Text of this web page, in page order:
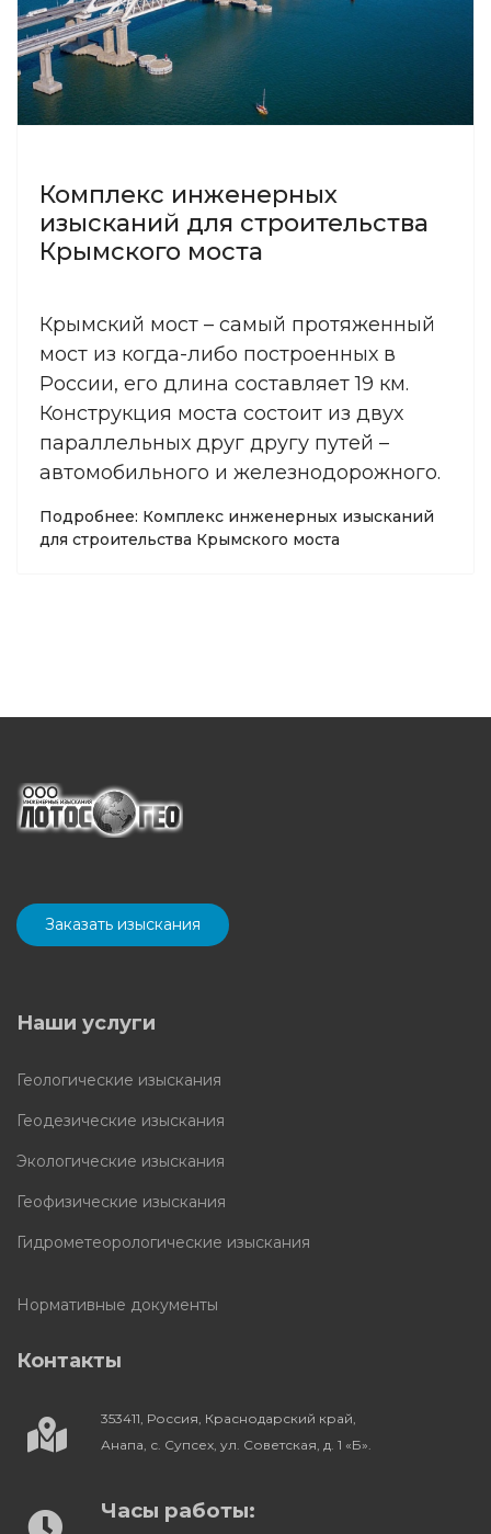
Комплекс инженерных
изысканий для строительства
Крымского моста
Крымский мост – самый протяженный
мост из когда-либо построенных в
России, его длина составляет 19 км.
Конструкция моста состоит из двух
параллельных друг другу путей –
автомобильного и железнодорожного.
Подробнее: Комплекс инженерных изысканий
для строительства Крымского моста
Заказать изыскания
Наши услуги
Геологические изыскания
Геодезические изыскания
Экологические изыскания
Геофизические изыскания
Гидрометеорологические изыскания
Нормативные документы
Контакты
353411, Россия, Краснодарский край,
Анапа, с. Супсех, ул. Советская, д. 1 «Б».
Часы работы: